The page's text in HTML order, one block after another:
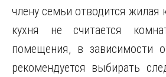
члену семьи отводится жилая
кухня не считается
помещения, в зависимости
рекомендуется выбирать